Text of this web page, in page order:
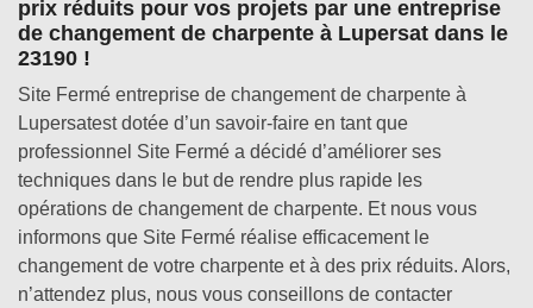
prix réduits pour vos projets par une entreprise
de changement de charpente à Lupersat dans le
23190 !
Site Fermé entreprise de changement de charpente à
Lupersatest dotée d’un savoir-faire en tant que
professionnel Site Fermé a décidé d’améliorer ses
techniques dans le but de rendre plus rapide les
opérations de changement de charpente. Et nous vous
informons que Site Fermé réalise efficacement le
changement de votre charpente et à des prix réduits. Alors,
n’attendez plus, nous vous conseillons de contacter